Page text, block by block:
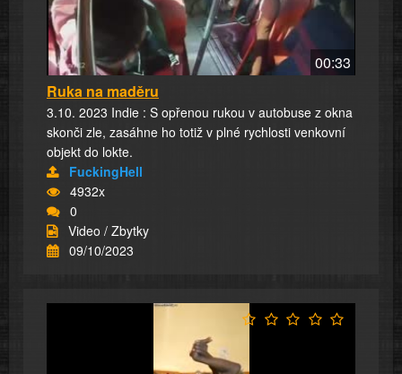
00:33
Ruka na maděru
3.10. 2023 Indie : S opřenou rukou v autobuse z okna
skonči zle, zasáhne ho totiž v plné rychlosti venkovní
objekt do lokte.
FuckingHell
4932x
0
Video / Zbytky
09/10/2023